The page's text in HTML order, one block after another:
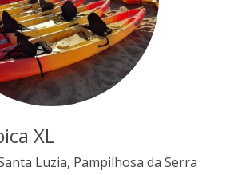
XL
Luzia, Pampilhosa da Serra